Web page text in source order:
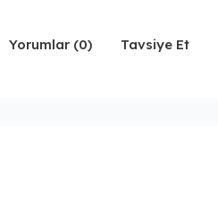
Yorumlar (0) Tavsiye Et